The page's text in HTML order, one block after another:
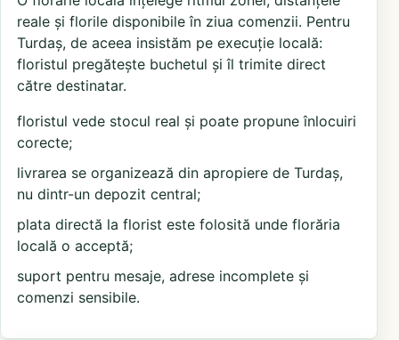
reale și florile disponibile în ziua comenzii. Pentru
Turdaș, de aceea insistăm pe execuție locală:
floristul pregătește buchetul și îl trimite direct
către destinatar.
floristul vede stocul real și poate propune înlocuiri
corecte;
livrarea se organizează din apropiere de Turdaș,
nu dintr-un depozit central;
plata directă la florist este folosită unde florăria
locală o acceptă;
suport pentru mesaje, adrese incomplete și
comenzi sensibile.